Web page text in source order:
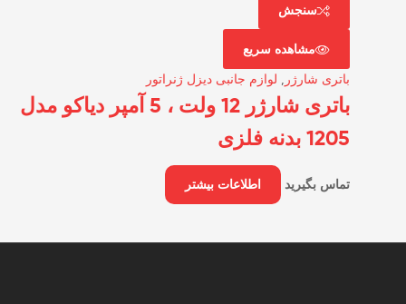
سنجش
مشاهده سریع
باتری شارژر لوازم جانبی دیزل ژنراتور
باتری شارژر 12 ولت ، 5 آمپر دیاکو مدل
1205 بدنه فلزی
تماس بگیرید اطلاعات بیشتر